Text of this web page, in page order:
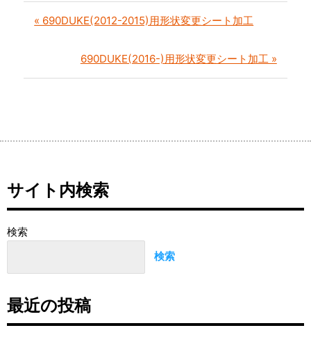
« 690DUKE(2012-2015)用形状変更シート加工
690DUKE(2016-)用形状変更シート加工 »
サイト内検索
検索
検索
最近の投稿